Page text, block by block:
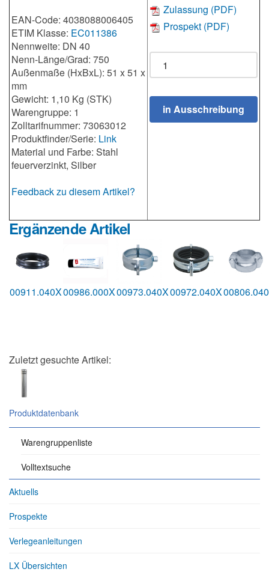
EAN-Code: 4038088006405
ETIM Klasse: EC011386
Nennweite: DN 40
Nenn-Länge/Grad: 750
Außenmaße (HxBxL): 51 x 51 x
mm
Gewicht: 1,10 Kg (STK)
Warengruppe: 1
Zolltarifnummer: 73063012
Produktfinder/Serie: Link
Material und Farbe: Stahl
feuerverzinkt, Silber
Feedback zu diesem Artikel?
Zulassung (PDF)
Prospekt (PDF)
Ergänzende Artikel
00911.040X00986.000X00973.040X00972.040X
Zuletzt gesuchte Artikel:
Produktdatenbank
Warengruppenliste
Volltextsuche
Aktuells
Prospekte
Verlegeanleitungen
LX Übersichten